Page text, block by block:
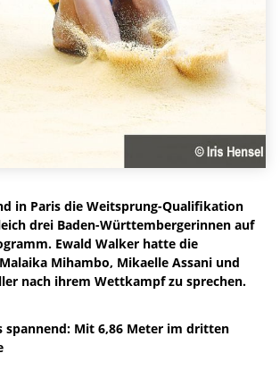
in Paris die Weitsprung-Qualifikation
drei Baden-Württembergerinnen auf
Ewald Walker hatte die
Mihambo, Mikaelle Assani und
nach ihrem Wettkampf zu sprechen.
spannend: Mit 6,86 Meter im dritten